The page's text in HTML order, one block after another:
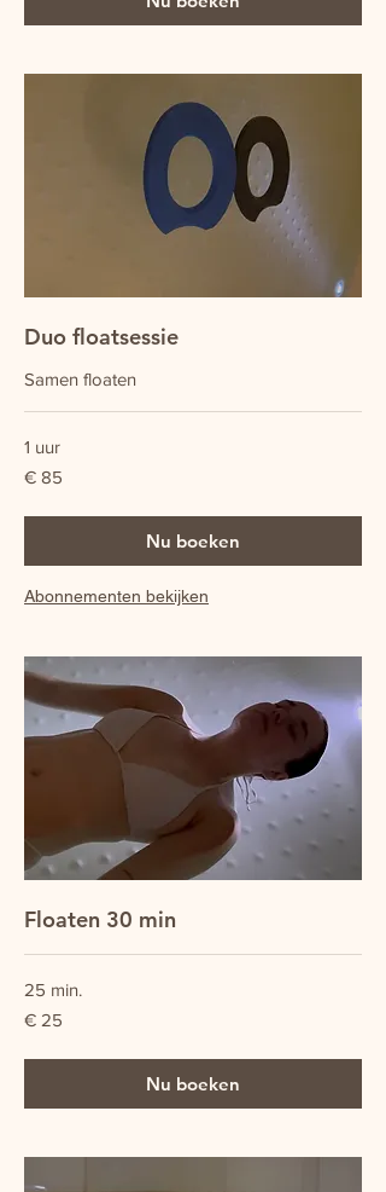
Duo floatsessie
Samen floaten
1 uur
85
euro
€ 85
Nu boeken
Abonnementen bekijken
Floaten 30 min
25 min.
25
euro
€ 25
Nu boeken